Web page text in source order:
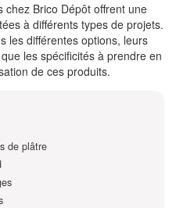
chez Brico Dépôt offrent une
à différents types de projets.
les différentes options, leurs
les spécificités à prendre en
de ces produits.
de plâtre